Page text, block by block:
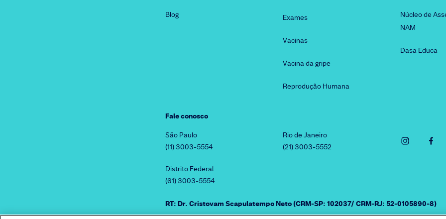
Blog Exames
Vacinas
Vacina da gripe
Reprodução Humana
Núcleo de
NAM
Dasa Educa
Fale conosco
São Paulo
(11) 3003-5554
Rio de Janeiro
(21) 3003-5552
Distrito Federal
(61) 3003-5554
RT: Dr. Cristovam Scapulatempo Neto (CRM-SP: 102037/ CRM-RJ: 52-0105890-8)